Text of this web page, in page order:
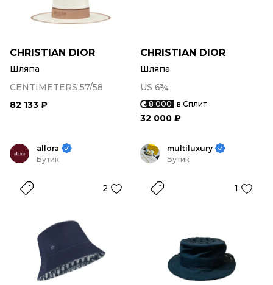
CHRISTIAN DIOR
Шляпа
CENTIMETERS 57/58
82 133 ₽
CHRISTIAN DIOR
Шляпа
US 6¾
8 000 в Сплит
32 000 ₽
allora
Бутик
2
multiluxury
Бутик
1